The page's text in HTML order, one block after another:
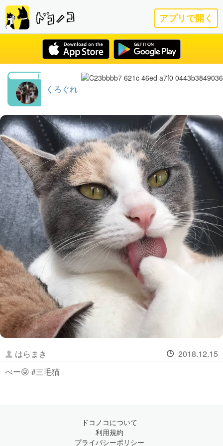
アプリで開く
くろぐれ
はらまき
2018.12.15
べー😜 #三毛猫
ドコノコについて
利用規約
プライバシーポリシー